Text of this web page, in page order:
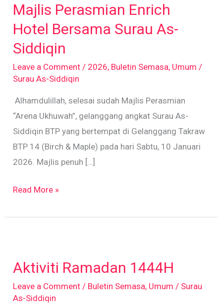
Majlis Perasmian Enrich
Hotel Bersama Surau As-
Siddiqin
Leave a Comment / 2026, Buletin Semasa, Umum /
Surau As-Siddiqin
Alhamdulillah, selesai sudah Majlis Perasmian
“Arena Ukhuwah”, gelanggang angkat Surau As-
Siddiqin BTP yang bertempat di Gelanggang Takraw
BTP 14 (Birch & Maple) pada hari Sabtu, 10 Januari
2026. Majlis penuh […]
As-
Siddiqin
Read More »
Aktiviti Ramadan 1444H
Leave a Comment / Buletin Semasa, Umum / Surau
As-Siddiqin
1444H